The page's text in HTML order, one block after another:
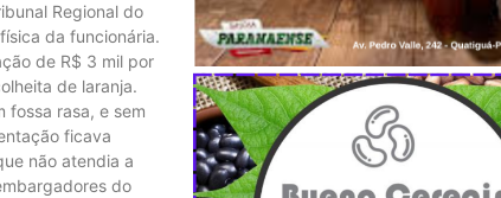
Regional do
da funcionária.
de R$ 3 mil por
de laranja.
fossa rasa, e sem
ficava
não atendia a
do